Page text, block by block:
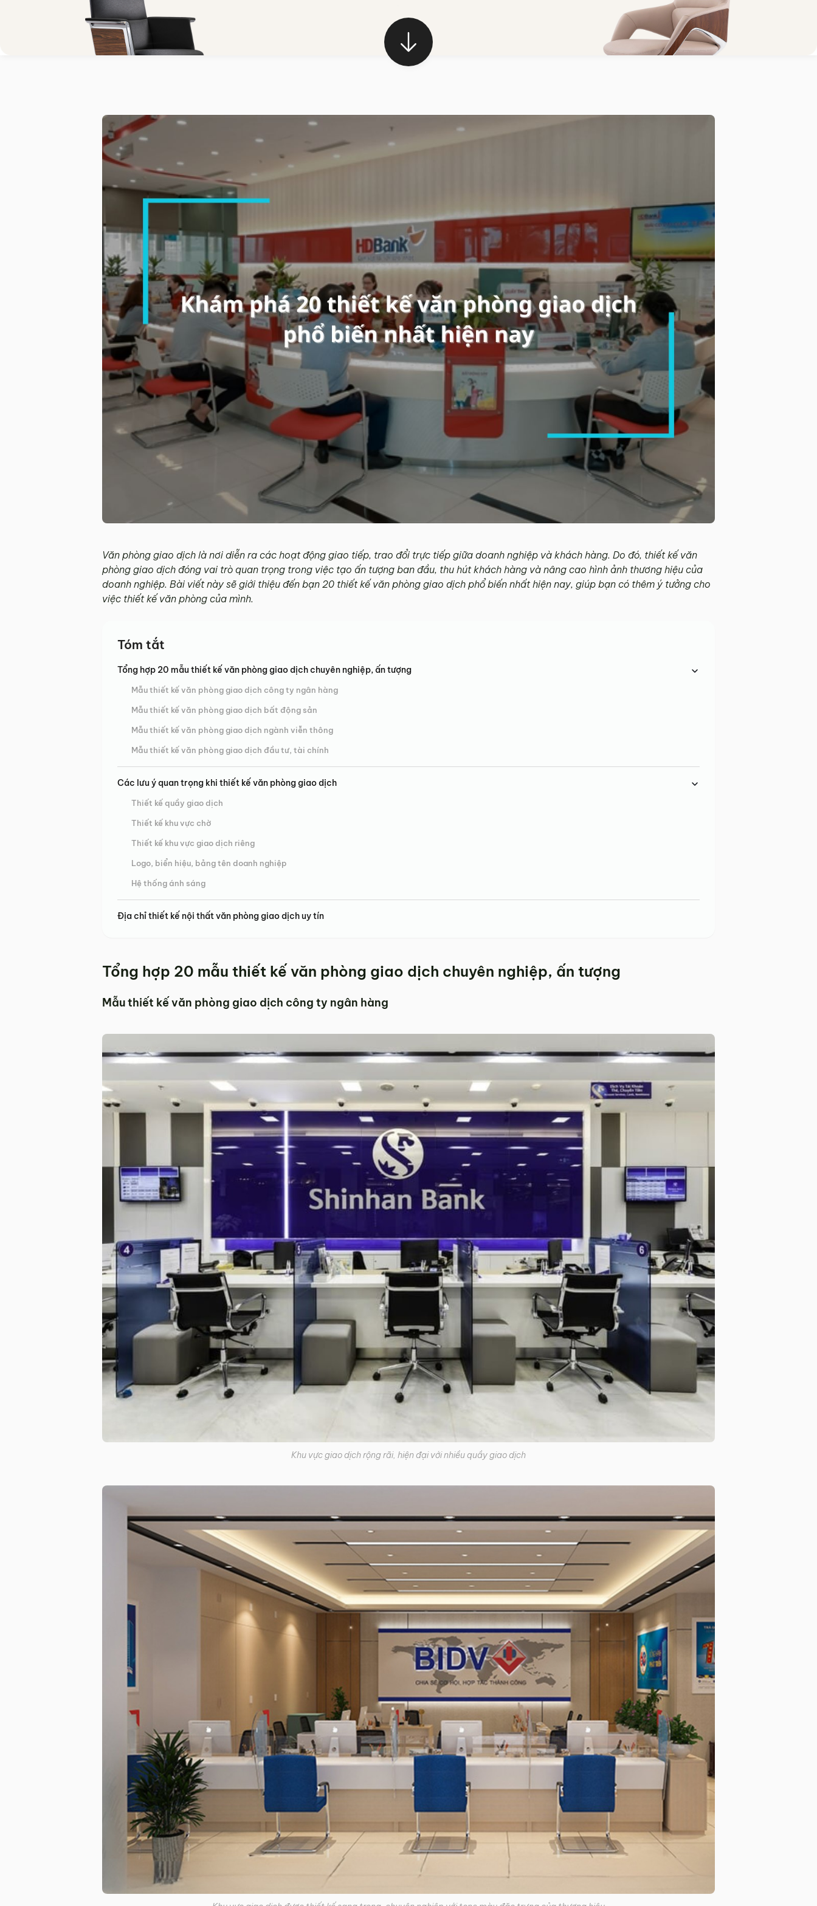
Văn phòng giao dịch là nơi diễn ra các hoạt động giao tiếp, trao đổi trực tiếp giữa doanh nghiệp và khách hàng. Do đó, thiết kế văn
phòng giao dịch đóng vai trò quan trọng trong việc tạo ấn tượng ban đầu, thu hút khách hàng và nâng cao hình ảnh thương hiệu của
doanh nghiệp. Bài viết này sẽ giới thiệu đến bạn 20 thiết kế văn phòng giao dịch phổ biến nhất hiện nay, giúp bạn có thêm ý tưởng cho
việc thiết kế văn phòng của mình.
Tóm tắt
Tổng hợp 20 mẫu thiết kế văn phòng giao dịch chuyên nghiệp, ấn tượng
Mẫu thiết kế văn phòng giao dịch công ty ngân hàng
Mẫu thiết kế văn phòng giao dịch bất động sản
Mẫu thiết kế văn phòng giao dịch ngành viễn thông
Mẫu thiết kế văn phòng giao dịch đầu tư, tài chính
Các lưu ý quan trọng khi thiết kế văn phòng giao dịch
Thiết kế quầy giao dịch
Thiết kế khu vực chờ
Thiết kế khu vực giao dịch riêng
Logo, biển hiệu, bảng tên doanh nghiệp
Hệ thống ánh sáng
Địa chỉ thiết kế nội thất văn phòng giao dịch uy tín
Tổng hợp 20 mẫu thiết kế văn phòng giao dịch chuyên nghiệp, ấn tượng
Mẫu thiết kế văn phòng giao dịch công ty ngân hàng
Khu vực giao dịch rộng rãi, hiện đại với nhiều quầy giao dịch